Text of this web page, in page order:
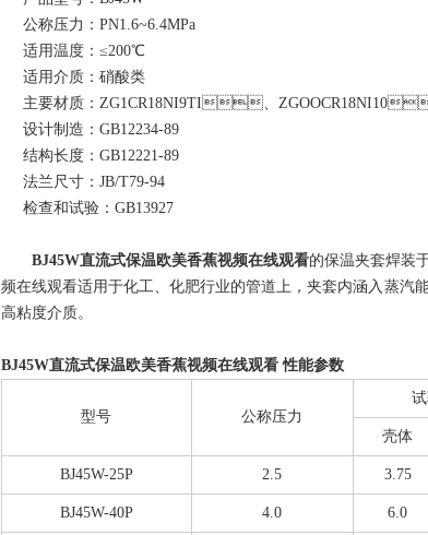
公称压力：PN1.6~6.4MPa
适用温度：≤200℃
适用介质：硝酸类
主要材质：ZG1CR18NI9TI、
设计制造：GB12234-89
结构长度：GB12221-89
法兰尺寸：JB/T79-94
检查和试验：GB13927
BJ45W直流式保温欧美香蕉视频在线观看的保温夹套焊装于
频在线观看适用于化工、化肥行业的管道上，夹套内涵入蒸汽能
高粘度介质。
BJ45W直流式保温欧美香蕉视频在线观看 性能参数
型号 公称压力
壳体
BJ45W-25P 2.5 3.75
BJ45W-40P 4.0 6.0